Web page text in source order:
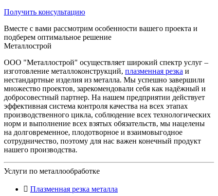
Получить консультацию
Вместе с вами рассмотрим особенности вашего проекта и
подберем оптимальное решение
Металлострой
ООО "Металлострой" осуществляет широкий спектр услуг –
изготовление металлоконструкций, плазменная резка и
нестандартные изделия из металла. Мы успешно завершили
множество проектов, зарекомендовали себя как надёжный и
добросовестный партнер. На нашем предприятии действует
эффективная система контроля качества на всех этапах
производственного цикла, соблюдение всех технологических
норм и выполнение всех взятых обязательств, мы нацелены
на долговременное, плодотворное и взаимовыгодное
сотрудничество, поэтому для нас важен конечный продукт
нашего производства.
Услуги по металлообработке
Плазменная резка металла